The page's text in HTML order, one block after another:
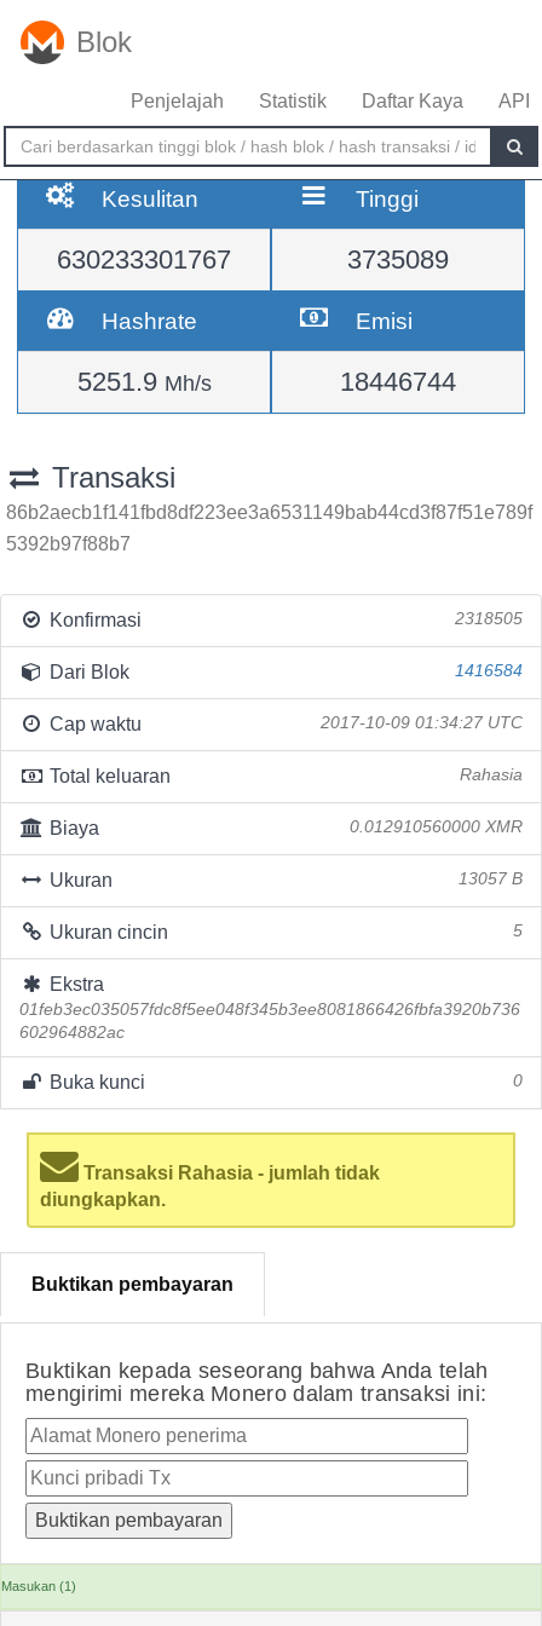
Blok
Penjelajah Statistik Daftar Kaya API
Kesulitan
630233301767
Tinggi
3735089
Hashrate
5251.9 Mh/s
Emisi
18446744
Transaksi
86b2aecb1f141fbd8df223ee3a6531149bab44cd3f87f51e789f
5392b97f88b7
Konfirmasi 2318505
Dari Blok 1416584
Cap waktu 2017-10-09 01:34:27 UTC
Total keluaran Rahasia
Biaya 0.012910560000 XMR
Ukuran 13057 B
Ukuran cincin 5
Ekstra
01feb3ec035057fdc8f5ee048f345b3ee8081866426fbfa3920b736
602964882ac
Buka kunci 0
Transaksi Rahasia - jumlah tidak
diungkapkan.
Buktikan pembayaran
Buktikan kepada seseorang bahwa Anda telah
mengirimi mereka Monero dalam transaksi ini:
Masukan (1)